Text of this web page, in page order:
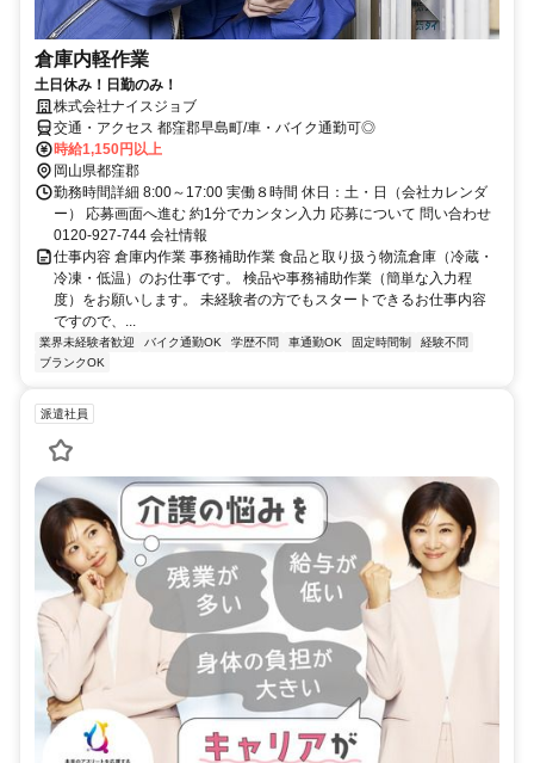
倉庫内軽作業
土日休み！日勤のみ！
株式会社ナイスジョブ
交通・アクセス 都窪郡早島町/車・バイク通勤可◎
時給1,150円以上
岡山県都窪郡
勤務時間詳細 8:00～17:00 実働８時間 休日：土・日（会社カレンダ
ー） 応募画面へ進む 約1分でカンタン入力 応募について 問い合わせ
0120-927-744 会社情報
仕事内容 倉庫内作業 事務補助作業 食品と取り扱う物流倉庫（冷蔵・
冷凍・低温）のお仕事です。 検品や事務補助作業（簡単な入力程
度）をお願いします。 未経験者の方でもスタートできるお仕事内容
ですので、...
業界未経験者歓迎 バイク通勤OK 学歴不問 車通勤OK 固定時間制
経験不問
ブランクOK
派遣社員